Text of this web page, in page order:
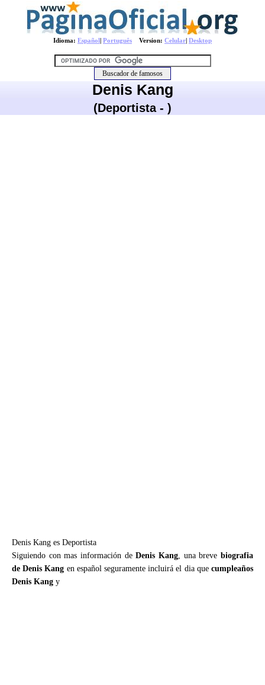
Idioma: Español| Português Version: Celular| Desktop
Denis Kang
(Deportista - )
Denis Kang es Deportista
Siguiendo con mas información deDenis Kang, una brevebiografia
de Denis Kang en español seguramente incluirá el dia quecumpleaños
Denis Kang y